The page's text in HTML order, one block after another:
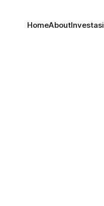
HomeAboutInvestasi